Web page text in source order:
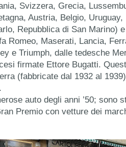
Svizzera, Grecia,
Austria, Belgio, Uruguay,
Repubblica di San Marino)
Romeo, Maserati, Lancia,
e Triumph, dalle tedesche
firmate Ettore Bugatti.
(fabbricate dal 1932 al
auto degli anni ’50; sono
Premio con vetture dei